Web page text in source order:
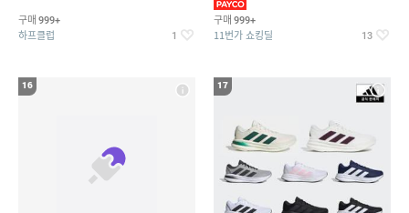
구매 999+
하프클럽 1
구매 999+
11번가 쇼킹딜 13
16 17